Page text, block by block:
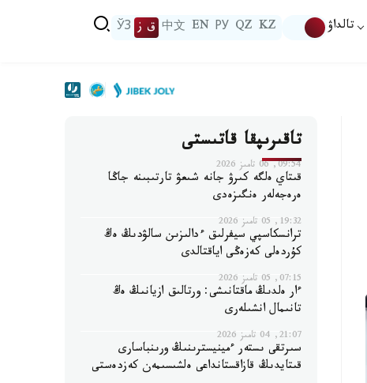
تالداۋ KZ
QZ
РУ
EN
中文 ق ز ЎЗ
تاقىرىپقا قاتىستى
09:54, 06 تامىز 2026
قىتاي ەلگە كىرۋ جانە شىعۋ تارتىبىنە جاڭا
ەرەجەلەر ەنگىزەدى
19:32, 05 تامىز 2026
ترانسكاسپي سيفرلىق ءدالىزىن سالۋدىڭ ەڭ
كۇردەلى كەزەڭى اياقتالدى
07:15, 05 تامىز 2026
ءار ەلدىڭ ماقتانىشى: ورتالىق ازيانىڭ ەڭ
تانىمال انشىلەرى
21:07, 04 تامىز 2026
سىرتقى ىستەر ءمينيسترىنىڭ ورىنباسارى
قىتايدىڭ قازاقستانداعى ەلشىسىمەن كەزدەستى